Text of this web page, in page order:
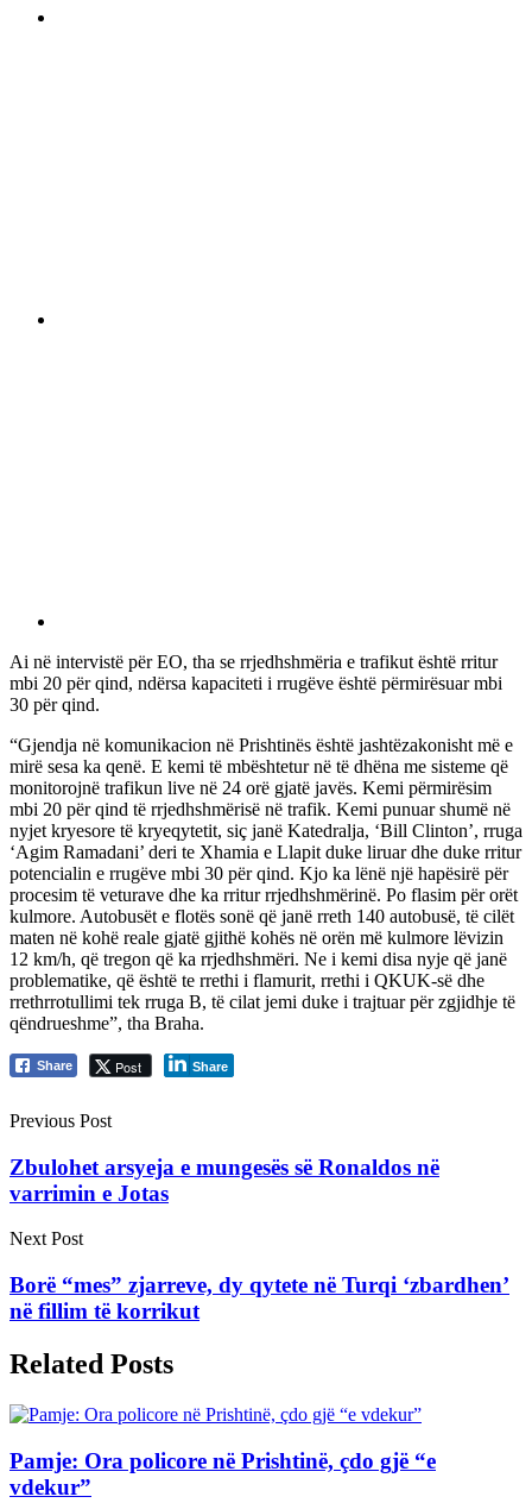
Ai në intervistë për EO, tha se rrjedhshmëria e trafikut është rritur
mbi 20 për qind, ndërsa kapaciteti i rrugëve është përmirësuar mbi
30 për qind.
“Gjendja në komunikacion në Prishtinës është jashtëzakonisht më e
mirë sesa ka qenë. E kemi të mbështetur në të dhëna me sisteme që
monitorojnë trafikun live në 24 orë gjatë javës. Kemi përmirësim
mbi 20 për qind të rrjedhshmërisë në trafik. Kemi punuar shumë në
nyjet kryesore të kryeqytetit, siç janë Katedralja, ‘Bill Clinton’, rruga
‘Agim Ramadani’ deri te Xhamia e Llapit duke liruar dhe duke rritur
potencialin e rrugëve mbi 30 për qind. Kjo ka lënë një hapësirë për
procesim të veturave dhe ka rritur rrjedhshmërinë. Po flasim për orët
kulmore. Autobusët e flotës sonë që janë rreth 140 autobusë, të cilët
maten në kohë reale gjatë gjithë kohës në orën më kulmore lëvizin
12 km/h, që tregon që ka rrjedhshmëri. Ne i kemi disa nyje që janë
problematike, që është te rrethi i flamurit, rrethi i QKUK-së dhe
rrethrrotullimi tek rruga B, të cilat jemi duke i trajtuar për zgjidhje të
qëndrueshme”, tha Braha.
Share Post Share
Previous Post
Zbulohet arsyeja e mungesës së Ronaldos në
varrimin e Jotas
Next Post
Borë “mes” zjarreve, dy qytete në Turqi ‘zbardhen’
në fillim të korrikut
Related Posts
Pamje: Ora policore në Prishtinë, çdo gjë “e
vdekur”